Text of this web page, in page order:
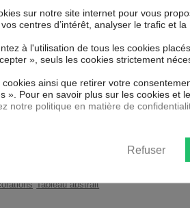
même
de
Dimensions (cm)
Couleur marketing
Impression
Résolution
2
Tableau abstrait
sur notre site internet pour vous
centres d’intérêt, analyser le trafic et
à l'utilisation de tous les cookies
», seuls les cookies strictement
ainsi que retirer votre
». Pour en savoir plus sur les cookies et
notre politique en matière de
Refuser